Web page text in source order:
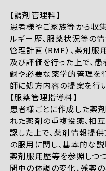
【調剤管理料】
患者様やご家族等から収
ルギー歴、服薬状況等の
管理計画（RMP）、薬剤
及び評価を行った上で、
録や必要な薬学的管理を
師に処方内容の提案を行い
【服薬管理指導料】
患者様ごとに作成した薬
れた薬剤の重複投薬、相
認した上で、薬剤情報提
の服用に関し、基本的な説
薬剤服用歴等を参照しつ
間中の体調の変化、残薬